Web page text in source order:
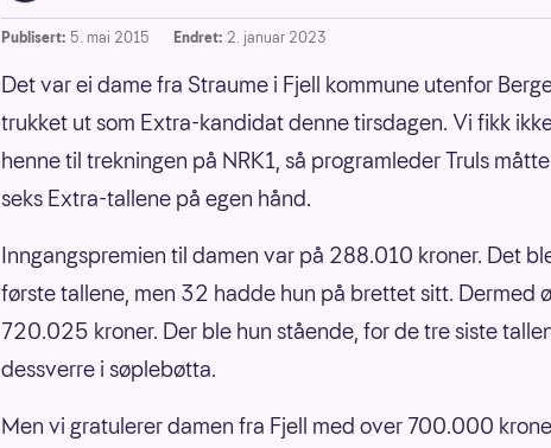
Publisert: 5. mai 2015 Endret: 2. januar 2023
Det var ei dame fra Straume i Fjell kommune utenfor
trukket ut som Extra-kandidat denne tirsdagen. Vi fikk
henne til trekningen på NRK1, så programleder Truls
seks Extra-tallene på egen hånd.
Inngangspremien til damen var på 288.010 kroner. Det
første tallene, men 32 hadde hun på brettet sitt. Dermed
720.025 kroner. Der ble hun stående, for de tre siste
dessverre i søplebøtta.
Men vi gratulerer damen fra Fjell med over 700.000